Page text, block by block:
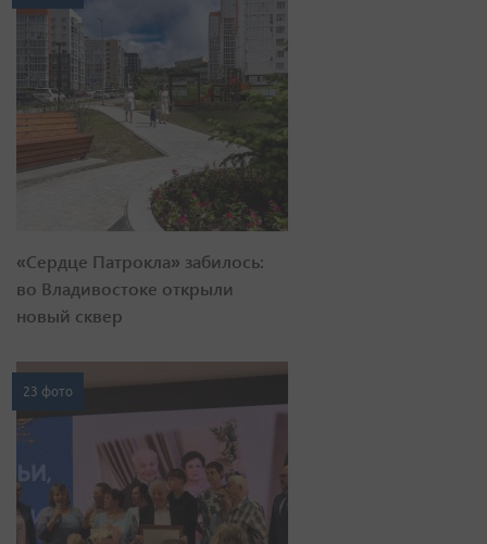
«Сердце Патрокла» забилось:
во Владивостоке открыли
новый сквер
23 фото